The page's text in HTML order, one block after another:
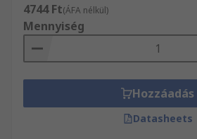
4744 Ft(ÁFA nélkül)
Mennyiség
Hozzáadás
Datasheets